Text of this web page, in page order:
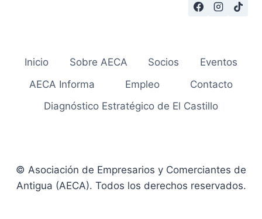
Inicio Sobre AECA Socios
Eventos
AECA Informa
Empleo
Contacto
Diagnóstico Estratégico de El Castillo
© Asociación de Empresarios y Comerciantes de
Antigua (AECA). Todos los derechos reservados.